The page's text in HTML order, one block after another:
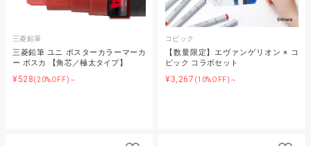
三菱鉛筆
三菱鉛筆 ユニ ポスターカラーマーカ
ー ポスカ 【角芯／極太タイプ】
¥528(20%OFF)～
コピック
【数量限定】エヴァンゲリオン × コ
ピック コラボセット
¥3,267 (10%OFF)～